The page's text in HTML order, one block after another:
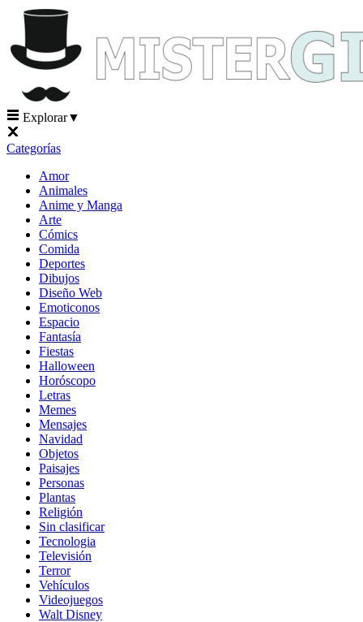
Explorar▼
Categorías
Amor
Animales
Anime y Manga
Arte
Cómics
Comida
Deportes
Dibujos
Diseño Web
Emoticonos
Espacio
Fantasía
Fiestas
Halloween
Horóscopo
Letras
Memes
Mensajes
Navidad
Objetos
Paisajes
Personas
Plantas
Religión
Sin clasificar
Tecnologia
Televisión
Terror
Vehículos
Videojuegos
Walt Disney